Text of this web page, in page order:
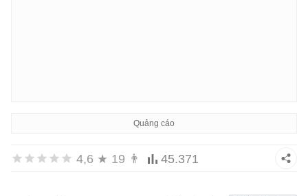
4,6 ★ 19 👨 45.371